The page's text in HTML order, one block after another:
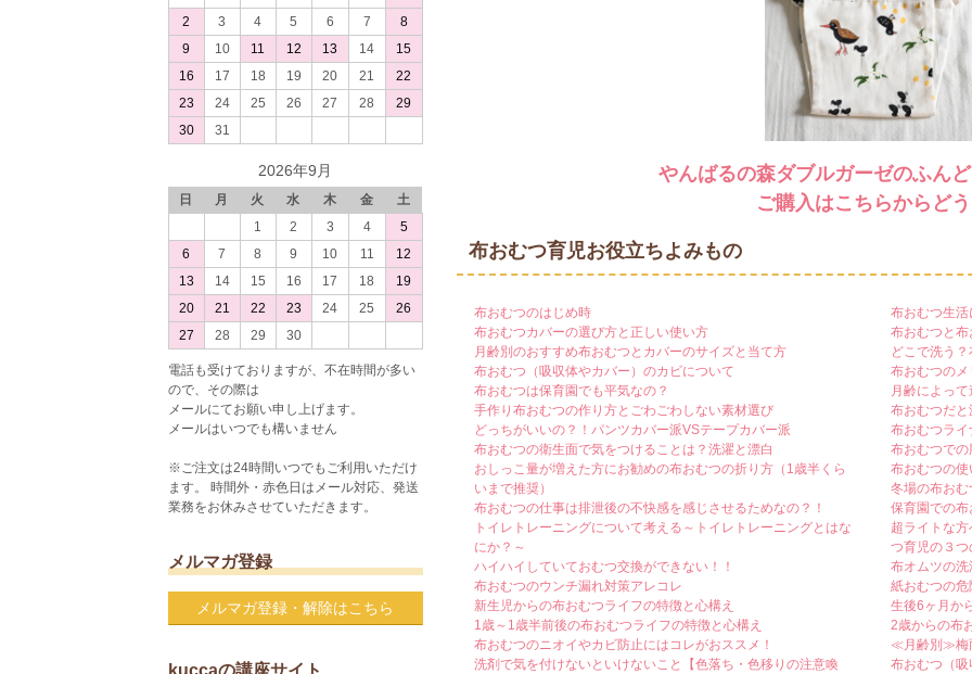
やんばるの森ダブルガーゼのふん
ご購入はこちらからど
布おむつ育児お役立ちよみもの
布おむつのはじめ時
布おむつ生
布おむつカバーの選び方と正しい使い方
布おむつと
月齢別のおすすめ布おむつとカバーのサイズと当て方
どこで洗う
布おむつ（吸収体やカバー）のカビについて
布おむつの
布おむつは保育園でも平気なの？
月齢によっ
手作り布おむつの作り方とごわごわしない素材選び
布おむつだ
どっちがいいの？！パンツカバー派VSテープカバー派
布おむつラ
布おむつの衛生面で気をつけることは？洗濯と漂白
布おむつで
おしっこ量が増えた方にお勧めの布おむつの折り方（1歳半くら
いまで推奨）
布おむつの使
冬場の布お
布おむつの仕事は排泄後の不快感を感じさせるためなの？！
保育園での
トイレトレーニングについて考える～トイレトレーニングとはな
にか？～
超ライトな
つ育児の３
ハイハイしていておむつ交換ができない！！
布オムツの
布おむつのウンチ漏れ対策アレコレ
紙おむつの
新生児からの布おむつライフの特徴と心構え
生後6ヶ月か
1歳～1歳半前後の布おむつライフの特徴と心構え
2歳からの布
布おむつのニオイやカビ防止にはコレがおススメ！
≪月齢別≫梅
洗剤で気を付けないといけないこと【色落ち・色移りの注意喚
布おむつ（
2
3 4 5 6 7
8
9
10 11 12 13 14
15
16
17 18 19 20 21
22
23
24 25 26 27 28
29
30
31
2026年9月
日 月 火 水 木 金
土
1
2 3 4
5
6
7 8 9 10 11
12
13
14 15 16 17 18
19
20
21 22 23 24 25
26
27
28 29 30
電話も受けておりますが、不在時間が多い
ので、その際は
メールにてお願い申し上げます。
メールはいつでも構いません
※ご注文は24時間いつでもご利用いただけ
ます。 時間外・赤色日はメール対応、発送
業務をお休みさせていただきます。
メルマガ登録
メルマガ登録・解除はこちら
kuccaの講座サイト